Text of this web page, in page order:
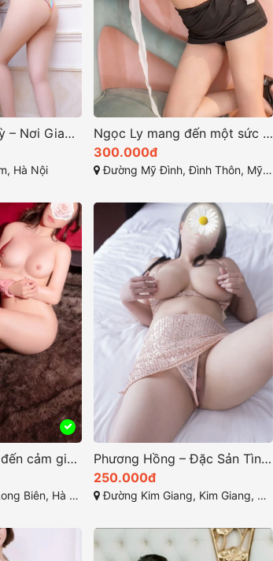
Hải Yến Trâu Quỳ – Nơi Giao Thoa Giữa Sắc Đẹp và Kỹ Thuật
Hà Nội
Ngọc Ly mang đến một sức hút khó cưỡng ở sex
300.000đ
Đường Mỹ Đình, Đình Thôn, Mỹ Đình 1, Từ Liêm, Hà Nội
Thùy Linh mang đến cảm giác huyền bí và hấp dẫn
Hà Nội, Việt Nam
Phương Hồng – Đặc Sản Tình Yêu Tại Kim Giang, Thanh Xuân, Hà Nội
250.000đ
Đường Kim Giang, Kim Giang, Thanh Xuân, Hà Nội